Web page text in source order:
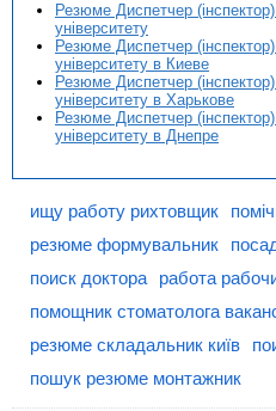
Резюме Диспетчер
університету
Резюме Диспетчер
університету в Киеве
Резюме Диспетчер
університету в Харькове
Резюме Диспетчер
університету в Днепре
ищу работу рихтовщик
резюме формувальник
поиск доктора
работа
помощник стоматолога
резюме складальник київ
пошук резюме монтажник